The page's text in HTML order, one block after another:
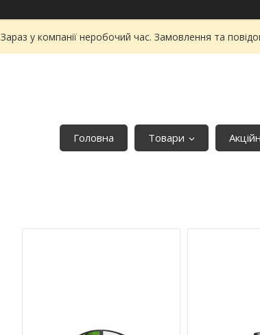
Зараз у компанії неробочий час. Замовлення та
Головна Товари